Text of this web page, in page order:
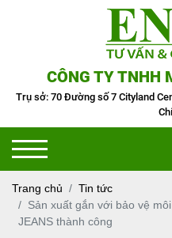
CÔNG TY TNHH
Trụ sở: 70 Đường số 7 Cityland
Trang chủ
Tin tức
Sản xuất gắn với bảo vệ
JEANS thành công